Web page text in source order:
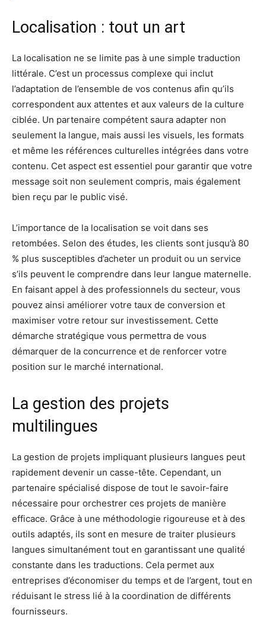
Localisation : tout un art
La localisation ne se limite pas à une simple traduction
littérale. C’est un processus complexe qui inclut
l’adaptation de l’ensemble de vos contenus afin qu’ils
correspondent aux attentes et aux valeurs de la culture
ciblée. Un partenaire compétent saura adapter non
seulement la langue, mais aussi les visuels, les formats
et même les références culturelles intégrées dans votre
contenu. Cet aspect est essentiel pour garantir que votre
message soit non seulement compris, mais également
bien reçu par le public visé.
L’importance de la localisation se voit dans ses
retombées. Selon des études, les clients sont jusqu’à 80
% plus susceptibles d’acheter un produit ou un service
s’ils peuvent le comprendre dans leur langue maternelle.
En faisant appel à des professionnels du secteur, vous
pouvez ainsi améliorer votre taux de conversion et
maximiser votre retour sur investissement. Cette
démarche stratégique vous permettra de vous
démarquer de la concurrence et de renforcer votre
position sur le marché international.
La gestion des projets
multilingues
La gestion de projets impliquant plusieurs langues peut
rapidement devenir un casse-tête. Cependant, un
partenaire spécialisé dispose de tout le savoir-faire
nécessaire pour orchestrer ces projets de manière
efficace. Grâce à une méthodologie rigoureuse et à des
outils adaptés, ils sont en mesure de traiter plusieurs
langues simultanément tout en garantissant une qualité
constante dans les traductions. Cela permet aux
entreprises d’économiser du temps et de l’argent, tout en
réduisant le stress lié à la coordination de différents
fournisseurs.